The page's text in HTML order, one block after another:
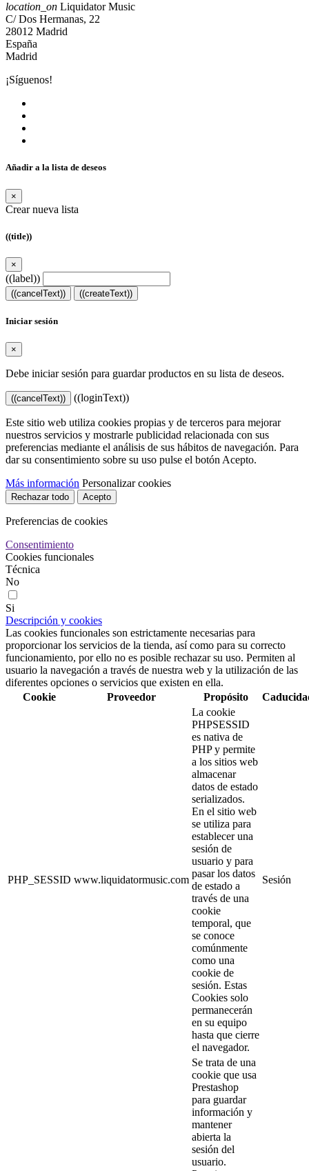
location_on Liquidator Music
C/ Dos Hermanas, 22
28012 Madrid
España
Madrid
¡Síguenos!
Añadir a la lista de deseos
×
Crear nueva lista
((title))
×
((label))
((cancelText)) ((createText))
Iniciar sesión
×
Debe iniciar sesión para guardar productos en su lista de deseos.
((cancelText)) ((loginText))
Este sitio web utiliza cookies propias y de terceros para mejorar
nuestros servicios y mostrarle publicidad relacionada con sus
preferencias mediante el análisis de sus hábitos de navegación. Para
dar su consentimiento sobre su uso pulse el botón Acepto.
Más información Personalizar cookies
Rechazar todo Acepto
Preferencias de cookies
Consentimiento
Cookies funcionales
Técnica
No
Si
Descripción y cookies
Las cookies funcionales son estrictamente necesarias para
proporcionar los servicios de la tienda, así como para su correcto
funcionamiento, por ello no es posible rechazar su uso. Permiten al
usuario la navegación a través de nuestra web y la utilización de las
diferentes opciones o servicios que existen en ella.
Cookie
Proveedor Propósito
PHP_SESSID www.liquidatormusic.com
La cookie
PHPSESSID
es nativa de
PHP y permite
a los sitios web
almacenar
datos de estado
serializados.
En el sitio web
se utiliza para
establecer una
sesión de
usuario y para
pasar los datos
de estado a
través de una
cookie
temporal, que
se conoce
comúnmente
como una
cookie de
sesión. Estas
Cookies solo
permanecerán
en su equipo
hasta que cierre
el navegador.
Sesión
Se trata de una
cookie que usa
Prestashop
para guardar
información y
mantener
abierta la
sesión del
usuario.